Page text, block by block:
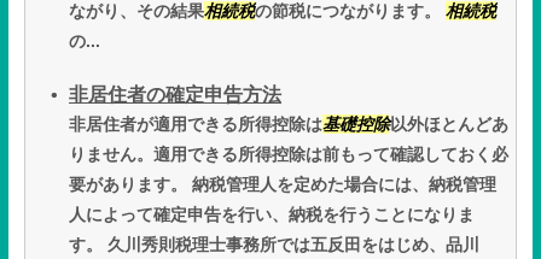
ながり、その結果相続税の節税につながります。 相続税
の...
非居住者の確定申告方法
非居住者が適用できる所得控除は基礎控除以外ほとんどあ
りません。適用できる所得控除は前もって確認しておく必
要があります。 納税管理人を定めた場合には、納税管理
人によって確定申告を行い、納税を行うことになりま
す。 久川秀則税理士事務所では五反田をはじめ、品川